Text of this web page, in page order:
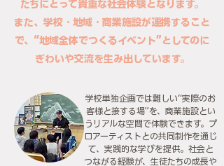
たちにとって貴重な社会体験となります。
また、学校・地域・商業施設が連携すること
で、“地域全体でつくるイベント”としてのに
ぎわいや交流を生み出しています。
学校単独企画では難しい“実際のお
客様と接する場”を、商業施設とい
うリアルな空間で体験できます。プ
ロアーティストとの共同制作を通じ
て、実践的な学びを提供。社会と
つながる経験が、生徒たちの成長や